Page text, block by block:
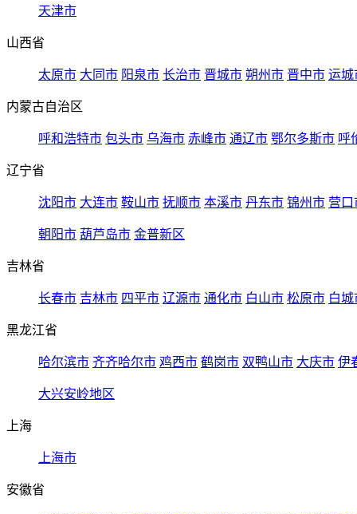
天津市
山西省
太原市 大同市 阳泉市 长治市 晋城市 朔州市 晋中市 运城
内蒙古自治区
呼和浩特市 包头市 乌海市 赤峰市 通辽市 鄂尔多斯市 呼
辽宁省
沈阳市 大连市 鞍山市 抚顺市 本溪市 丹东市 锦州市 营口
朝阳市 葫芦岛市 金普新区
吉林省
长春市 吉林市 四平市 辽源市 通化市 白山市 松原市 白城
黑龙江省
哈尔滨市 齐齐哈尔市 鸡西市 鹤岗市 双鸭山市 大庆市 伊
大兴安岭地区
上海
上海市
安徽省